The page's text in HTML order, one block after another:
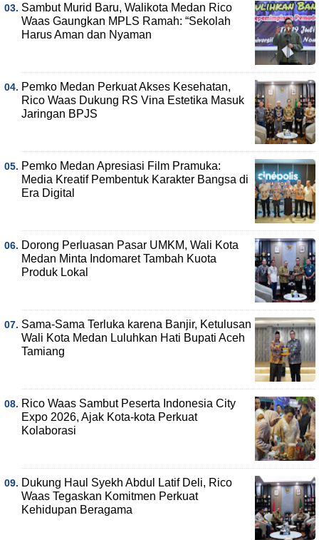
Sambut Murid Baru, Walikota Medan Rico
Waas Gaungkan MPLS Ramah: “Sekolah
Harus Aman dan Nyaman
Pemko Medan Perkuat Akses Kesehatan,
Rico Waas Dukung RS Vina Estetika Masuk
Jaringan BPJS
Pemko Medan Apresiasi Film Pramuka:
Media Kreatif Pembentuk Karakter Bangsa di
Era Digital
Dorong Perluasan Pasar UMKM, Wali Kota
Medan Minta Indomaret Tambah Kuota
Produk Lokal
Sama-Sama Terluka karena Banjir, Ketulusan
Wali Kota Medan Luluhkan Hati Bupati Aceh
Tamiang
Rico Waas Sambut Peserta Indonesia City
Expo 2026, Ajak Kota-kota Perkuat
Kolaborasi
Dukung Haul Syekh Abdul Latif Deli, Rico
Waas Tegaskan Komitmen Perkuat
Kehidupan Beragama